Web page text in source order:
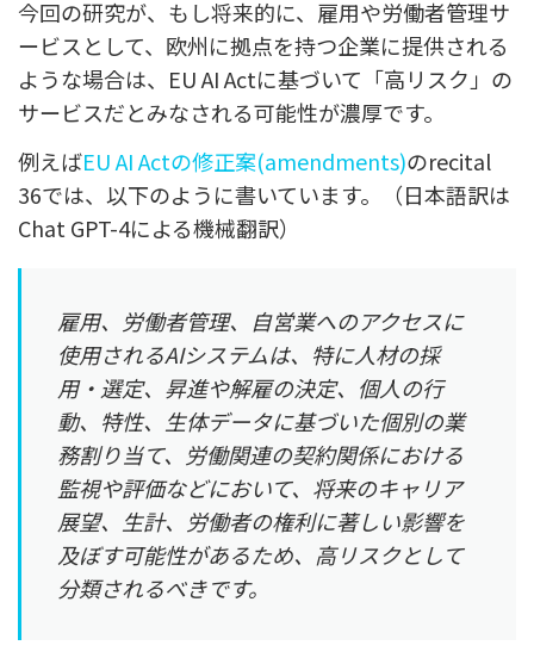
今回の研究が、もし将来的に、雇用や労働者管理サ
ービスとして、欧州に拠点を持つ企業に提供される
ような場合は、EU AI Actに基づいて「高リスク」の
サービスだとみなされる可能性が濃厚です。
例えばEU AI Actの修正案(amendments)のrecital
36では、以下のように書いています。（日本語訳は
Chat GPT-4による機械翻訳）
雇用、労働者管理、自営業へのアクセスに
使用されるAIシステムは、特に人材の採
用・選定、昇進や解雇の決定、個人の行
動、特性、生体データに基づいた個別の業
務割り当て、労働関連の契約関係における
監視や評価などにおいて、将来のキャリア
展望、生計、労働者の権利に著しい影響を
及ぼす可能性があるため、高リスクとして
分類されるべきです。